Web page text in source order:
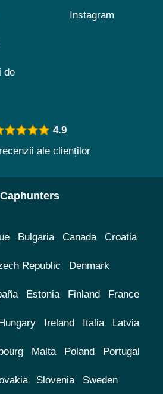
de
Instagram
4.9
ale clienților
Caphunters
Bulgaria Canada Croatia
Republic Denmark
Estonia Finland France
Ireland Italia Latvia
Malta Poland Portugal
Slovenia Sweden